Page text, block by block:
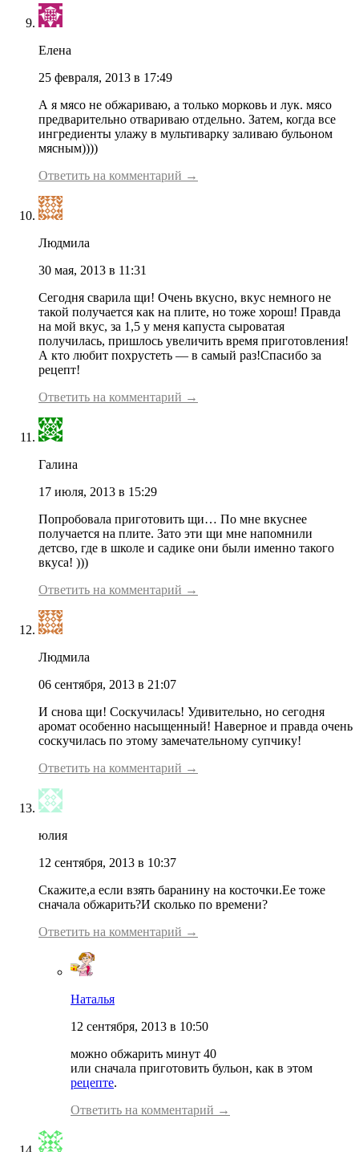
Елена
25 февраля, 2013 в 17:49
А я мясо не обжариваю, а только морковь и лук. мясо
предварительно отвариваю отдельно. Затем, когда все
ингредиенты улажу в мультиварку заливаю бульоном
мясным))))
Ответить на комментарий →
Людмила
30 мая, 2013 в 11:31
Сегодня сварила щи! Очень вкусно, вкус немного не
такой получается как на плите, но тоже хорош! Правда
на мой вкус, за 1,5 у меня капуста сыроватая
получилась, пришлось увеличить время приготовления!
А кто любит похрустеть — в самый раз!Спасибо за
рецепт!
Ответить на комментарий →
Галина
17 июля, 2013 в 15:29
Попробовала приготовить щи… По мне вкуснее
получается на плите. Зато эти щи мне напомнили
детсво, где в школе и садике они были именно такого
вкуса! )))
Ответить на комментарий →
Людмила
06 сентября, 2013 в 21:07
И снова щи! Соскучилась! Удивительно, но сегодня
аромат особенно насыщенный! Наверное и правда очень
соскучилась по этому замечательному супчику!
Ответить на комментарий →
юлия
12 сентября, 2013 в 10:37
Скажите,а если взять баранину на косточки.Ее тоже
сначала обжарить?И сколько по времени?
Ответить на комментарий →
Наталья
12 сентября, 2013 в 10:50
можно обжарить минут 40
или сначала приготовить бульон, как в этом
рецепте.
Ответить на комментарий →